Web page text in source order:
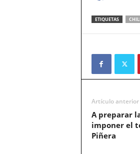
ETIQUETAS
Artículo anterior
A preparar
imponer el
Piñera